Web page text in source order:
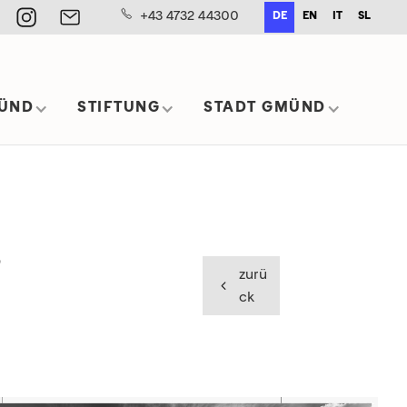
+43 4732 44300 DE EN SL
STIFTUNG STADT GMÜND
zurü
ck